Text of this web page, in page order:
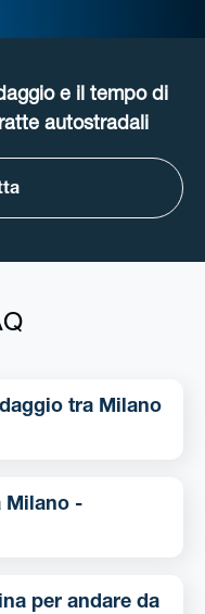
e il tempo di
autostradali
tra Milano
per andare da